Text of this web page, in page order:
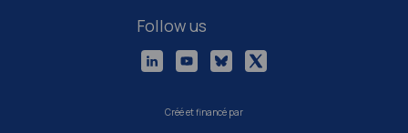
Follow us
Créé et financé par